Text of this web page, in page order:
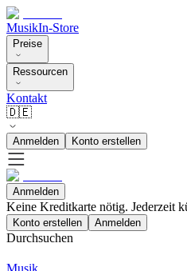
MusikIn-Store
Preise
Ressourcen
Kontakt
🇩🇪
Anmelden Konto erstellen
Anmelden
Keine Kreditkarte nötig. Jederzeit
Konto erstellen Anmelden
Durchsuchen
Musik